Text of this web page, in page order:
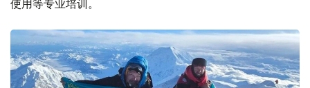
使用等专业培训。